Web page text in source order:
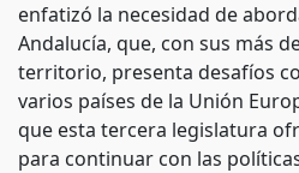
enfatizó la necesidad de
Andalucía, que, con sus más
territorio, presenta desafíos
varios países de la Unión
que esta tercera legislatura
para continuar con las